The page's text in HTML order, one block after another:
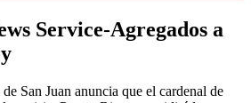
Service-Agregados a
San Juan anuncia que el cardenal de